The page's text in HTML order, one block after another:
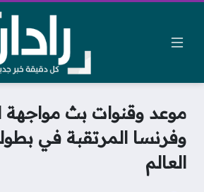
موعد وقنوات بث مواجهة
وفرنسا المرتقبة في
العالم